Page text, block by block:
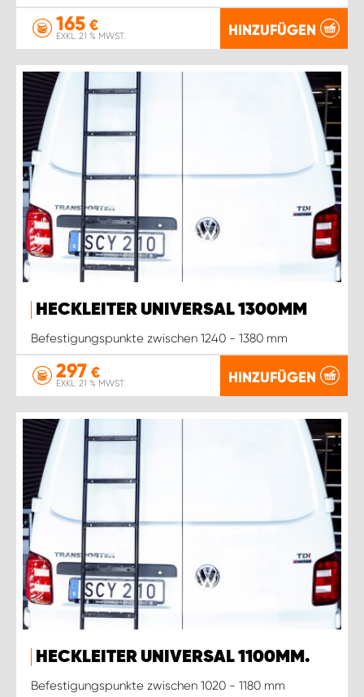
165 €
EXKL. 21 % MWST. HINZUFÜGEN
HECKLEITER UNIVERSAL 1300MM
Befestigungspunkte zwischen 1240 - 1380 mm
297 €
EXKL. 21 % MWST. HINZUFÜGEN
HECKLEITER UNIVERSAL 1100MM.
Befestigungspunkte zwischen 1020 - 1180 mm